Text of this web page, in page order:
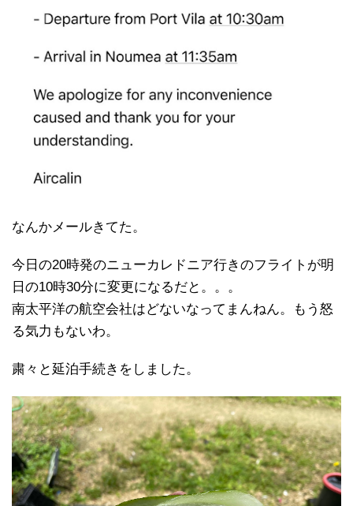
なんかメールきてた。
今日の20時発のニューカレドニア行きのフライトが明
日の10時30分に変更になるだと。。。
南太平洋の航空会社はどないなってまんねん。もう怒
る気力もないわ。
粛々と延泊手続きをしました。